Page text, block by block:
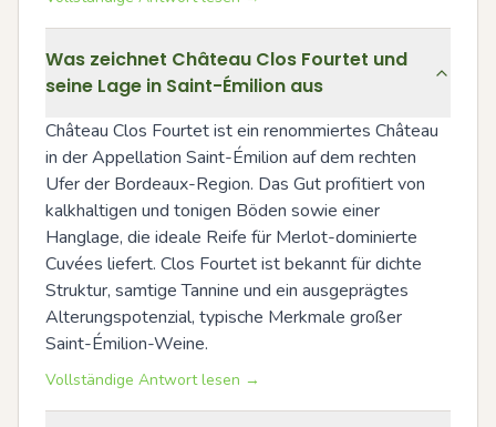
Was zeichnet Château Clos Fourtet und
seine Lage in Saint-Émilion aus
Château Clos Fourtet ist ein renommiertes Château
in der Appellation Saint-Émilion auf dem rechten
Ufer der Bordeaux-Region. Das Gut profitiert von
kalkhaltigen und tonigen Böden sowie einer
Hanglage, die ideale Reife für Merlot-dominierte
Cuvées liefert. Clos Fourtet ist bekannt für dichte
Struktur, samtige Tannine und ein ausgeprägtes
Alterungspotenzial, typische Merkmale großer
Saint-Émilion-Weine.
Vollständige Antwort lesen →